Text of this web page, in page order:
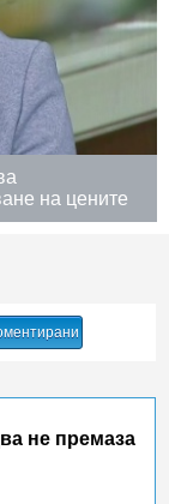
на Съвета по
в българското
не премаза